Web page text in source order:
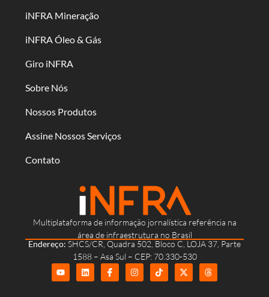
Multiplataforma de informação jornalística referência na
área de infraestrutura no Brasil
Endereço: SHCS/CR, Quadra 502, Bloco C, LOJA 37, Parte
1588 – Asa Sul – CEP: 70.330-530
iNFRA Mineração
iNFRA Óleo & Gás
Giro iNFRA
Sobre Nós
Nossos Produtos
Assine Nossos Serviços
Contato